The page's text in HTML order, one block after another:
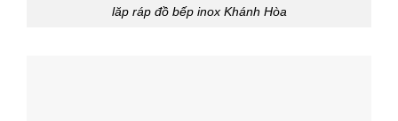
lăp ráp đồ bếp inox Khánh Hòa